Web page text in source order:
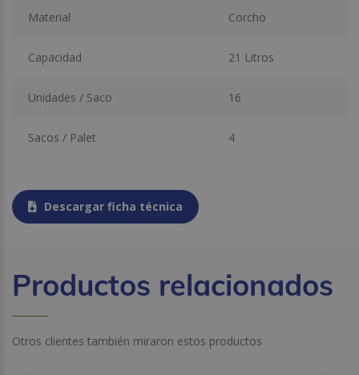
Material Corcho
Capacidad 21 Litros
Unidades / Saco 16
Sacos / Palet 4
Descargar ficha técnica
Productos relacionados
Otros clientes también miraron estos productos